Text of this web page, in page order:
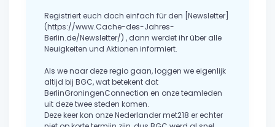
Registriert euch doch einfach für den [Newsletter]
(https://www.Cache-des-Jahres-
Berlin.de/Newsletter/) , dann werdet ihr über alle
Neuigkeiten und Aktionen informiert.
Als we naar deze regio gaan, loggen we eigenlijk
altijd bij BGC, wat betekent dat
BerlinGroningenConnection en onze teamleden
uit deze twee steden komen.
Deze keer kon onze Nederlander met218 er echter